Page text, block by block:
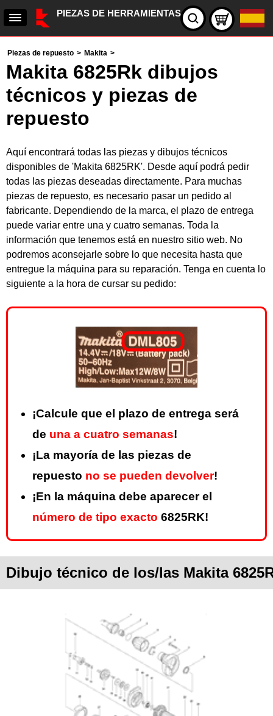
PIEZAS DE HERRAMIENTAS
Piezas de repuesto > Makita >
Makita 6825Rk dibujos
técnicos y piezas de
repuesto
Aquí encontrará todas las piezas y dibujos técnicos
disponibles de 'Makita 6825RK'. Desde aquí podrá pedir
todas las piezas deseadas directamente. Para muchas
piezas de repuesto, es necesario pasar un pedido al
fabricante. Dependiendo de la marca, el plazo de entrega
puede variar entre una y cuatro semanas. Toda la
información que tenemos está en nuestro sitio web. No
podremos aconsejarle sobre lo que necesita hasta que
entregue la máquina para su reparación. Tenga en cuenta lo
siguiente a la hora de cursar su pedido:
¡Calcule que el plazo de entrega será
de una a cuatro semanas!
¡La mayoría de las piezas de
repuesto no se pueden devolver!
¡En la máquina debe aparecer el
número de tipo exacto 6825RK!
Dibujo técnico de los/las Makita